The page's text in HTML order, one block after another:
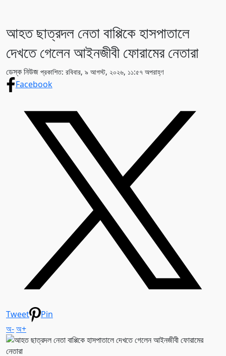
আহত ছাত্রদল নেতা বাপ্পিকে হাসপাতালে
দেখতে গেলেন আইনজীবী ফোরামের নেতারা
ডেস্ক নিউজ প্রকাশিত: রবিবার, ৯ আগস্ট, ২০২৬, ১১:৫৭ অপরাহ্ণ
Facebook
Tweet
Pin
অ-অ+